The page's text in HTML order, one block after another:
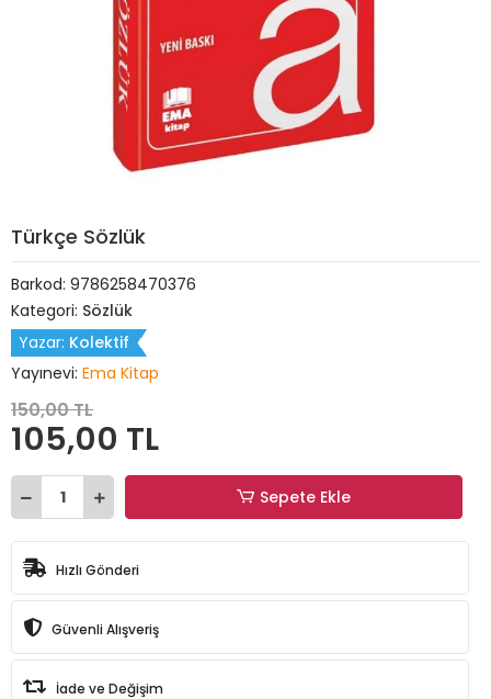
Türkçe Sözlük
Barkod: 9786258470376
Kategori: Sözlük
Yazar: Kolektif
Yayınevi: Ema Kitap
150,00 TL
105,00 TL
Sepete Ekle
Hızlı Gönderi
Güvenli Alışveriş
İade ve Değişim